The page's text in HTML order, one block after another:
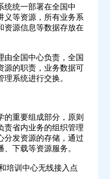
统一部署在全国中
义等资源，所有业务系
资源信息等数据存放在
全国中心负责，全国
源的职责，业务数据可
系统进行交换。
重要组成部分，原则
责省内业务的组织管理
分发资源的存储，通过
下载等资源服务。
训中心无线接入点